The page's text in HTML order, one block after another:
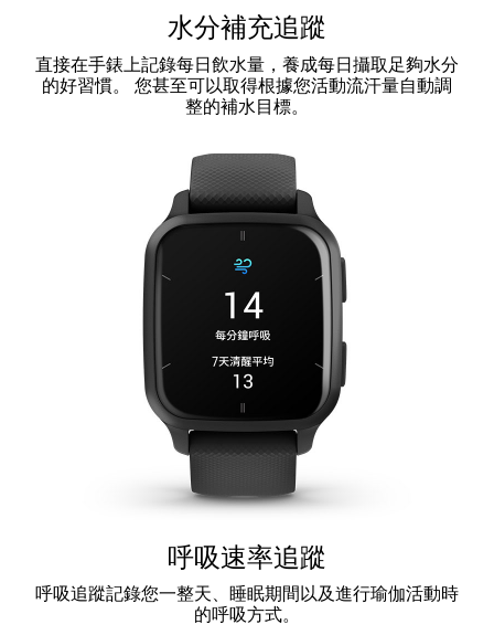
水分補充追蹤
直接在手錶上記錄每日飲水量，養成每日攝取足夠水分
的好習慣。 您甚至可以取得根據您活動流汗量自動調
整的補水目標。
呼吸速率追蹤
呼吸追蹤記錄您一整天、睡眠期間以及進行瑜伽活動時
的呼吸方式。